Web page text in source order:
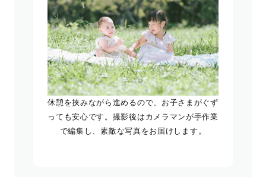
休憩を挟みながら進めるので、お子さまがぐず
っても安心です。撮影後はカメラマンが手作業
で編集し、素敵な写真をお届けします。